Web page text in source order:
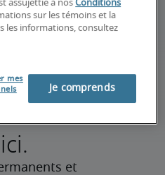
et
assujettie à nosConditions
sur les témoins et la
les informations, consultez
mes
Je comprends